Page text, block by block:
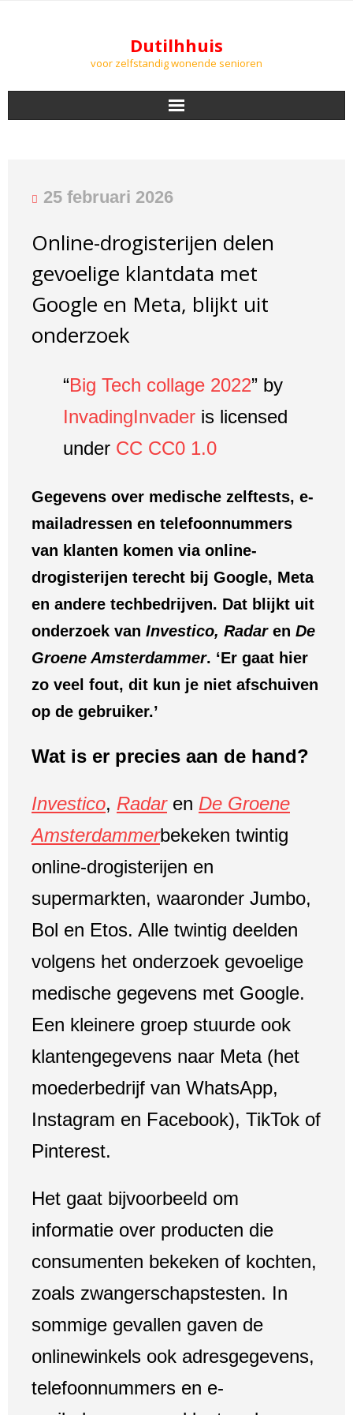
Dutilhhuis
voor zelfstandig wonende senioren
PODCASTS
AGENDA
LUCHTKWALITEIT
25 februari 2026
Online-drogisterijen delen
gevoelige klantdata met
Google en Meta, blijkt uit
onderzoek
“Big Tech collage 2022” by
InvadingInvader is licensed
under CC CC0 1.0
Gegevens over medische zelftests, e-
mailadressen en telefoonnummers
van klanten komen via online-
drogisterijen terecht bij Google, Meta
en andere techbedrijven. Dat blijkt uit
onderzoek van Investico, Radar en De
Groene Amsterdammer. ‘Er gaat hier
zo veel fout, dit kun je niet afschuiven
op de gebruiker.’
Wat is er precies aan de hand?
Investico, Radaren De Groene
Amsterdammerbekeken twintig
online-drogisterijen en
supermarkten, waaronder Jumbo,
Bol en Etos. Alle twintig deelden
volgens het onderzoek gevoelige
medische gegevens met Google.
Een kleinere groep stuurde ook
klantengegevens naar Meta (het
moederbedrijf van WhatsApp,
Instagram en Facebook), TikTok of
Pinterest.
Het gaat bijvoorbeeld om
informatie over producten die
consumenten bekeken of kochten,
zoals zwangerschapstesten. In
sommige gevallen gaven de
onlinewinkels ook adresgegevens,
telefoonnummers en e-